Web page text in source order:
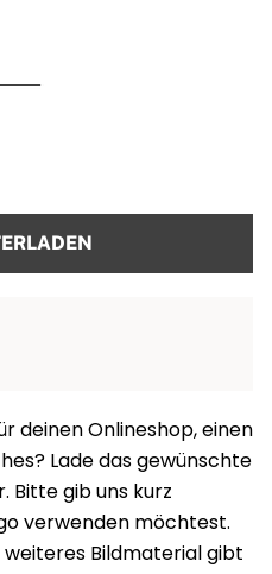
deinen Onlineshop, einen
Lade das gewünschte
Bitte gib uns kurz
verwenden möchtest.
Bildmaterial gibt